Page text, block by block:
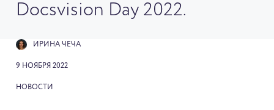
Docsvision Day 2022.
ИРИНА ЧЕЧА
9 НОЯБРЯ 2022
НОВОСТИ